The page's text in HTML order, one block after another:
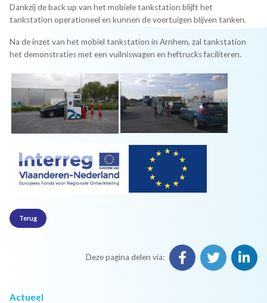
Dankzij de back up van het mobiele tankstation blijft het
tankstation operationeel en kunnen de voertuigen blijven tanken.
Na de inzet van het mobiel tankstation in Arnhem, zal tankstation
het demonstraties met een vuilniswagen en heftrucks faciliteren.
Terug
Deze pagina delen via:
Actueel